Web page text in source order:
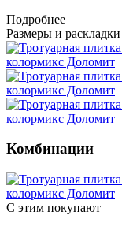
Подробнее
Размеры и раскладки
Комбинации
С этим покупают